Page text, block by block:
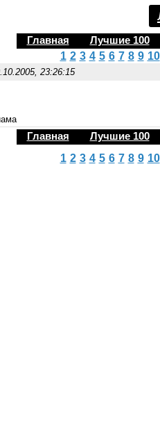
Главная Лучшие 100
1 2 3 4 5 6 7 8 9 10
23:26:15
Главная Лучшие 100
1 2 3 4 5 6 7 8 9 10